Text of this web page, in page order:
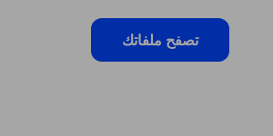
تصفح ملفاتك